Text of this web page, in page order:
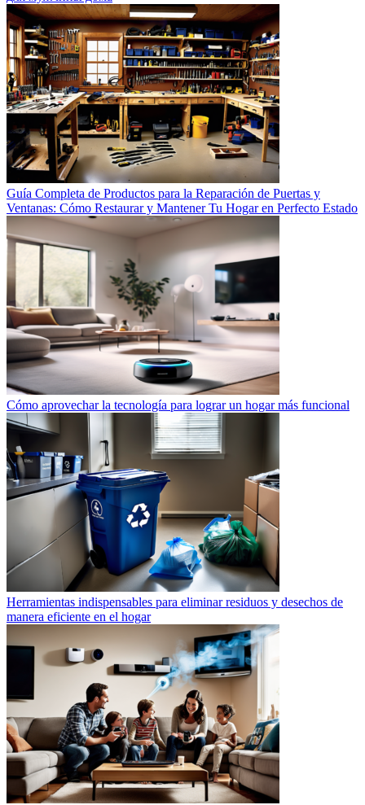
Guía Completa de Productos para la Reparación de Puertas y
Ventanas: Cómo Restaurar y Mantener Tu Hogar en Perfecto Estado
Cómo aprovechar la tecnología para lograr un hogar más funcional
Herramientas indispensables para eliminar residuos y desechos de
manera eficiente en el hogar